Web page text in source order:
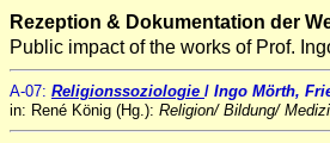
Rezeption & Dokumentation der
Public impact of the works of Prof.
A-07: Religionssoziologie / Ingo Mörth,
in: René König (Hg.): Religion/ Bildung/